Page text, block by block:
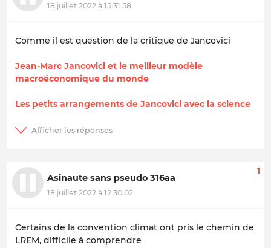
18 juillet 2022 à 15:31:58
Comme il est question de la critique de Jancovici
Jean-Marc Jancovici et le meilleur modèle
macroéconomique du monde
Les petits arrangements de Jancovici avec la science
Asinaute sans pseudo 316aa
18 juillet 2022 à 12:30:02
1
Certains de la convention climat ont pris le chemin de
LREM, difficile à comprendre